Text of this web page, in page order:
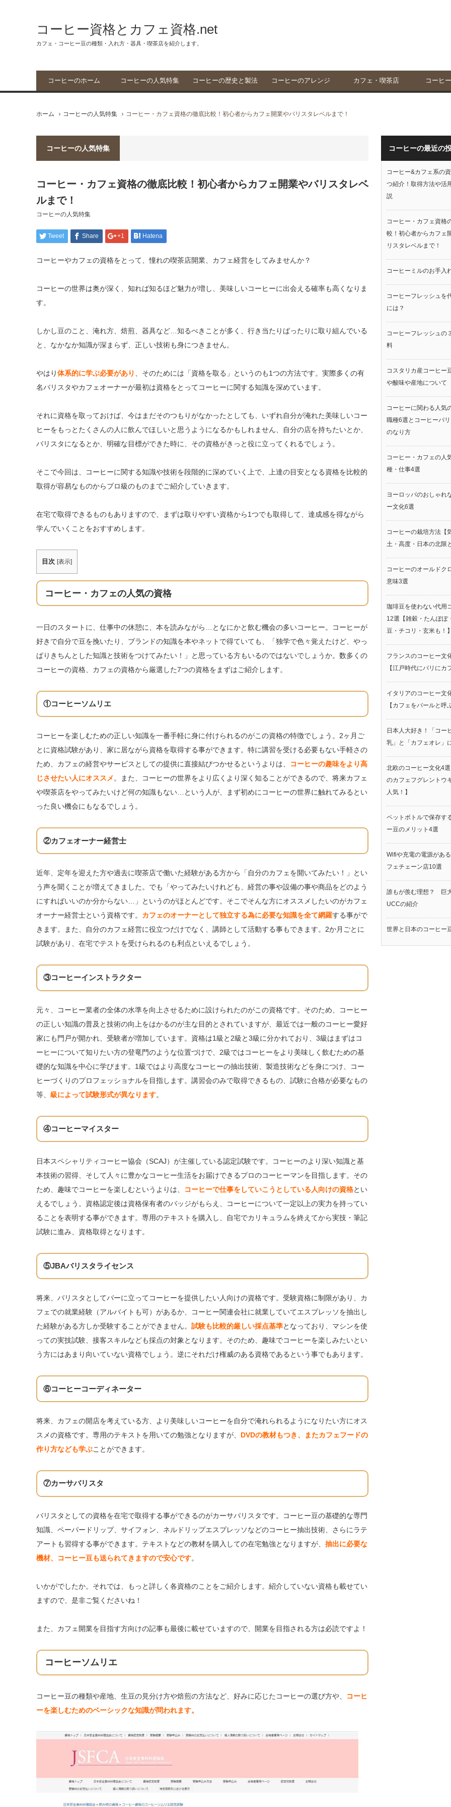
コーヒー資格とカフェ資格.net
カフェ・コーヒー豆の種類・入れ方・器具・喫茶店を紹介します。
コーヒーのホーム コーヒーの人気特集 コーヒーの歴史と製法 コーヒーのアレンジ カフェ・喫茶店 コーヒ
ホーム コーヒーの人気特集 コーヒー・カフェ資格の徹底比較！初心者からカフェ開業やバリスタレベルまで！
コーヒーの人気特集
コーヒー・カフェ資格の徹底比較！初心者からカフェ開業やバリスタレベ
ルまで！
コーヒーの人気特集
Tweet Share +1 Hatena
コーヒーやカフェの資格をとって、憧れの喫茶店開業、カフェ経営をしてみませんか？
コーヒーの世界は奥が深く、知れば知るほど魅力が増し、美味しいコーヒーに出会える確率も高くなりま
す。
しかし豆のこと、淹れ方、焙煎、器具など…知るべきことが多く、行き当たりばったりに取り組んでいる
と、なかなか知識が深まらず、正しい技術も身につきません。
やはり体系的に学ぶ必要があり
、そのためには「資格を取る」というのも1つの方法です。実際多くの有
名バリスタやカフェオーナーが最初は資格をとってコーヒーに関する知識を深めています。
それに資格を取っておけば、今はまだそのつもりがなかったとしても、いずれ自分が淹れた美味しいコー
ヒーをもっとたくさんの人に飲んでほしいと思うようになるかもしれません、自分の店を持ちたいとか、
バリスタになるとか、明確な目標ができた時に、その資格がきっと役に立ってくれるでしょう。
そこで今回は、コーヒーに関する知識や技術を段階的に深めていく上で、上達の目安となる資格を比較的
取得が容易なものからプロ級のものまでご紹介していきます。
在宅で取得できるものもありますので、まずは取りやすい資格から1つでも取得して、達成感を得ながら
学んでいくことをおすすめします。
目次 [表示]
コーヒー・カフェの人気の資格
一日のスタートに、仕事中の休憩に、本を読みながら…となにかと飲む機会の多いコーヒー。コーヒーが
好きで自分で豆を挽いたり、ブランドの知識を本やネットで得ていても、「独学で色々覚えたけど、やっ
ぱりきちんとした知識と技術をつけてみたい！」と思っている方もいるのではないでしょうか。数多くの
コーヒーの資格、カフェの資格から厳選した7つの資格をまずはご紹介します。
①コーヒーソムリエ
コーヒーを楽しむための正しい知識を一番手軽に身に付けられるのがこの資格の特徴でしょう。2ヶ月ご
とに資格試験があり、家に居ながら資格を取得する事ができます。特に講習を受ける必要もない手軽さの
ため、カフェの経営やサービスとしての提供に直接結びつかせるというよりは、
コーヒーの趣味をより高
じさせたい人にオススメ。また、コーヒーの世界をより広くより深く知ることができるので、将来カフェ
や喫茶店をやってみたいけど何の知識もない…という人が、まず初めにコーヒーの世界に触れてみるとい
った良い機会にもなるでしょう。
②カフェオーナー経営士
近年、定年を迎えた方や過去に喫茶店で働いた経験がある方から「自分のカフェを開いてみたい！」とい
う声を聞くことが増えてきました。でも「やってみたいけれども、経営の事や設備の事や商品をどのよう
にすればいいのか分からない…」というのがほとんどです。そこでそんな方にオススメしたいのがカフェ
オーナー経営士という資格です。 カフェのオーナーとして独立する為に必要な知識を全て網羅する事がで
きます。また、自分のカフェ経営に役立つだけでなく、講師として活動する事もできます。2か月ごとに
試験があり、在宅でテストを受けられるのも利点といえるでしょう。
③コーヒーインストラクター
元々、コーヒー業者の全体の水準を向上させるために設けられたのがこの資格です。そのため、コーヒー
の正しい知識の普及と技術の向上をはかるのが主な目的とされていますが、最近では一般のコーヒー愛好
家にも門戸が開かれ、受験者が増加しています。資格は1級と2級と3級に分かれており、3級はまずはコ
ーヒーについて知りたい方の登竜門のような位置づけで、2級ではコーヒーをより美味しく飲むための基
礎的な知識を中心に学びます。1級ではより高度なコーヒーの抽出技術、製造技術などを身につけ、コー
ヒーづくりのプロフェッショナルを目指します。講習会のみで取得できるもの、試験に合格が必要なもの
等、 級によって試験形式が異なります。
④コーヒーマイスター
日本スペシャリティコーヒー協会（SCAJ）が主催している認定試験です。コーヒーのより深い知識と基
本技術の習得、そして人々に豊かなコーヒー生活をお届けできるプロのコーヒーマンを目指します。その
ため、趣味でコーヒーを楽しむというよりは、
コーヒーで仕事をしていこうとしている人向けの資格とい
えるでしょう。資格認定後は資格保有者のバッジがもらえ、コーヒーについて一定以上の実力を持ってい
ることを表明する事ができます。専用のテキストを購入し、自宅でカリキュラムを終えてから実技・筆記
試験に進み、資格取得となります。
⑤JBAバリスタライセンス
将来、バリスタとしてバーに立ってコーヒーを提供したい人向けの資格です。受験資格に制限があり、カ
フェでの就業経験（アルバイトも可）があるか、コーヒー関連会社に就業していてエスプレッソを抽出し
た経験がある方しか受験することができません。 試験も比較的厳しい採点基準となっており、マシンを使
っての実技試験、接客スキルなども採点の対象となります。そのため、趣味でコーヒーを楽しみたいとい
う方にはあまり向いていない資格でしょう。逆にそれだけ権威のある資格であるという事でもあります。
⑥コーヒーコーディネーター
将来、カフェの開店を考えている方、より美味しいコーヒーを自分で淹れられるようになりたい方にオス
スメの資格です。専用のテキストを用いての勉強となりますが、 DVDの教材もつき、またカフェフードの
作り方なども学ぶことができます。
⑦カーサバリスタ
バリスタとしての資格を在宅で取得する事ができるのがカーサバリスタです。コーヒー豆の基礎的な専門
知識、ペーパードリップ、サイフォン、ネルドリップエスプレッソなどのコーヒー抽出技術、さらにラテ
アートも習得する事ができます。テキストなどの教材を購入しての在宅勉強となりますが、 抽出に必要な
機材、コーヒー豆も送られてきますので安心です。
いかがでしたか。それでは、もっと詳しく各資格のことをご紹介します。紹介していない資格も載せてい
ますので、是非ご覧くださいね！
また、カフェ開業を目指す方向けの記事も最後に載せていますので、開業を目指される方は必読ですよ！
コーヒーソムリエ
コーヒー豆の種類や産地、生豆の見分け方や焙煎の方法など、好みに応じたコーヒーの選び方や、
コーヒ
ーを楽しむためのベーシックな知識が問われます。
コーヒーの最近の
コーヒー&カフェ系の
つ紹介！取得方法や活
説
コーヒー・カフェ資格
較！初心者からカフェ
リスタレベルまで！
コーヒーミルのお手入
コーヒーフレッシュを
には？
コーヒーフレッシュの
料
コスタリカ産コーヒー
や酸味や産地について
コーヒーに関わる人気
職種6選とコーヒーバ
のなり方
コーヒー・カフェの人
種・仕事4選
ヨーロッパのおしゃれ
ー文化6選
コーヒーの栽培方法【
土・高度・日本の北限
コーヒーのオールドク
意味3選
珈琲豆を使わない代用
12選【雑穀・たんぽぽ
豆・チコリ・玄米も！
フランスのコーヒー文
【江戸時代にパリにカ
イタリアのコーヒー文
【カフェをバールと呼
日本人大好き！「コー
乳」と「カフェオレ」
北欧のコーヒー文化4
のカフェフグレントウ
人気！】
ペットボトルで保存す
ー豆のメリット4選
Wifiや充電の電源があ
フェチェーン店10選
誰もが羨む理想？ 巨
UCCの紹介
世界と日本のコーヒー